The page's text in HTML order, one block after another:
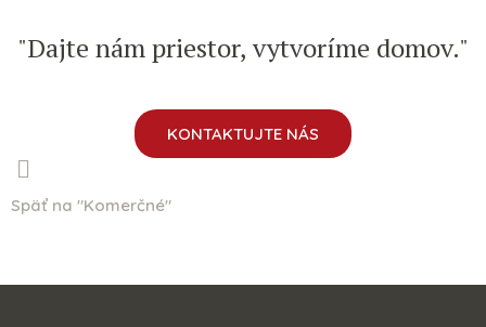
"Dajte nám priestor, vytvoríme domov."
KONTAKTUJTE NÁS
Späť na "Komerčné"